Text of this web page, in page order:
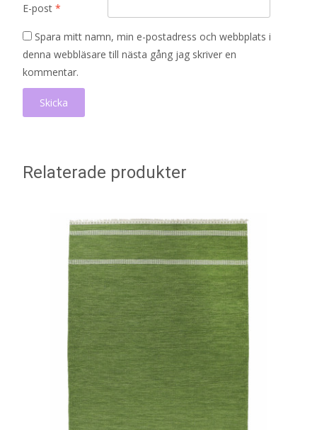
E-post *
Spara mitt namn, min e-postadress och webbplats i
denna webbläsare till nästa gång jag skriver en
kommentar.
Relaterade produkter